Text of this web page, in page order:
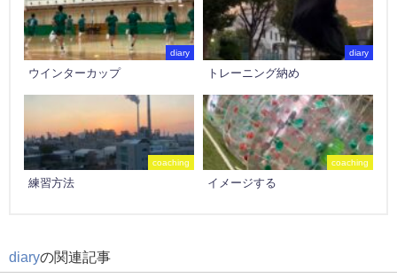
diary
ウインターカップ
diary
トレーニング納め
coaching
練習方法
coaching
イメージする
diaryの関連記事